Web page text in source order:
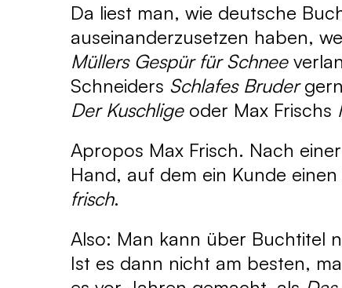
Da liest man, wie deutsche
auseinanderzusetzen haben,
Müllers Gespür für Schnee
Schneiders Schlafes Bruder
Der Kuschligeoder Max Frischs
Apropos Max Frisch. Nach
Hand, auf dem ein Kunde
frisch.
Also: Man kann über Buchtitel
Ist es dann nicht am besten,